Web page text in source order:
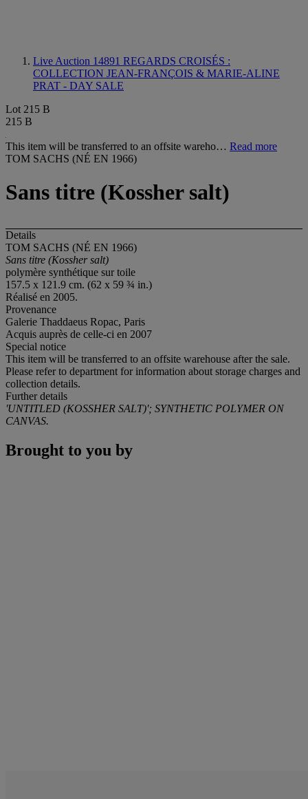
Live Auction 14891 REGARDS CROISÉS :
COLLECTION JEAN-FRANÇOIS & MARIE-ALINE
PRAT - DAY SALE
Lot 215 B
215 B
This item will be transferred to an offsite wareho… Read more
TOM SACHS (NÉ EN 1966)
Sans titre (Kossher salt)
Details
TOM SACHS (NÉ EN 1966)
Sans titre (Kossher salt)
polymère synthétique sur toile
157.5 x 121.9 cm. (62 x 59 ¾ in.)
Réalisé en 2005.
Provenance
Galerie Thaddaeus Ropac, Paris
Acquis auprès de celle-ci en 2007
Special notice
This item will be transferred to an offsite warehouse after the sale.
Please refer to department for information about storage charges and
collection details.
Further details
'UNTITLED (KOSSHER SALT)'; SYNTHETIC POLYMER ON
CANVAS.
Brought to you by